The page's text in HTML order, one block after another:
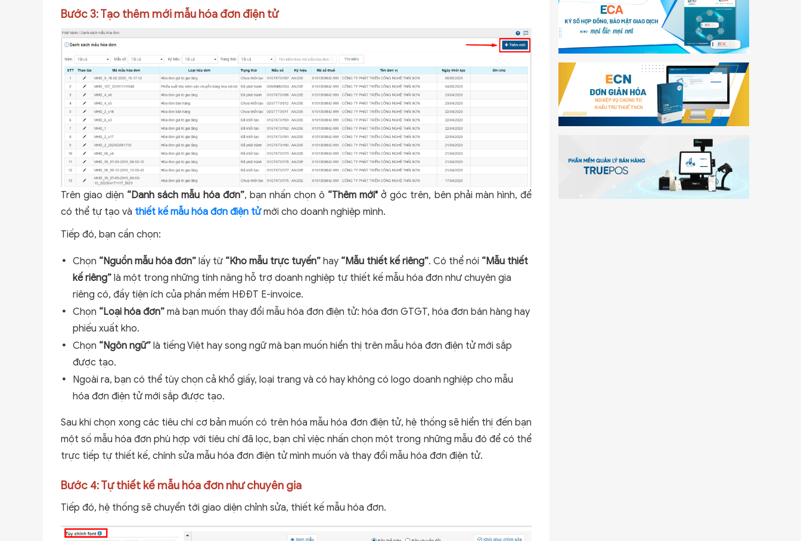
Bước 3: Tạo thêm mới mẫu hóa đơn điện tử
Trên giao diện “Danh sách mẫu hóa đơn”, bạn nhấn chọn ô “Thêm mới" ở góc trên, bên phải màn hình, để
có thể tự tạo và thiết kế mẫu hóa đơn điện tửmới cho doanh nghiệp mình.
Tiếp đó, bạn cần chọn:
Chọn “Nguồn mẫu hóa đơn” lấy từ “Kho mẫu trực tuyến” hay “Mẫu thiết kế riêng”. Có thể nói “Mẫu thiết
kế riêng” là một trong những tính năng hỗ trợ doanh nghiệp tự thiết kế mẫu hóa đơn như chuyên gia
riêng có, đầy tiện ích của phần mềm HĐĐT E-invoice.
Chọn “Loại hóa đơn” mà bạn muốn thay đổi mẫu hóa đơn điện tử: hóa đơn GTGT, hóa đơn bán hàng hay
phiếu xuất kho.
Chọn “Ngôn ngữ” là tiếng Việt hay song ngữ mà bạn muốn hiển thị trên mẫu hóa đơn điện tử mới sắp
được tạo.
Ngoài ra, bạn có thể tùy chọn cả khổ giấy, loại trang và có hay không có logo doanh nghiệp cho mẫu
hóa đơn điện tử mới sắp được tạo.
Sau khi chọn xong các tiêu chí cơ bản muốn có trên hóa mẫu hóa đơn điện tử, hệ thống sẽ hiển thị đến bạn
một số mẫu hóa đơn phù hợp với tiêu chí đã lọc, bạn chỉ việc nhấn chọn một trong những mẫu đó để có thể
trực tiếp tự thiết kế, chính sửa mẫu hóa đơn điện tử mình muốn và thay đổi mẫu hóa đơn điện tử.
Bước 4: Tự thiết kế mẫu hóa đơn như chuyên gia
Tiếp đó, hệ thống sẽ chuyển tới giao diện chỉnh sửa, thiết kế mẫu hóa đơn.